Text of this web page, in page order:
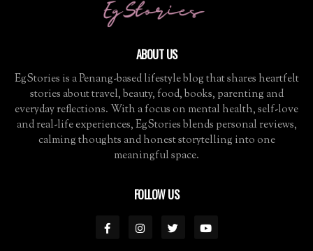
ABOUT US
EgStories is a Penang-based lifestyle blog that shares heartfelt
stories about travel, beauty, food, books, parenting and
everyday reflections. With a focus on mental health, self-love
and real-life experiences, EgStories blends personal reviews,
calming thoughts and honest storytelling into one
meaningful space.
FOLLOW US